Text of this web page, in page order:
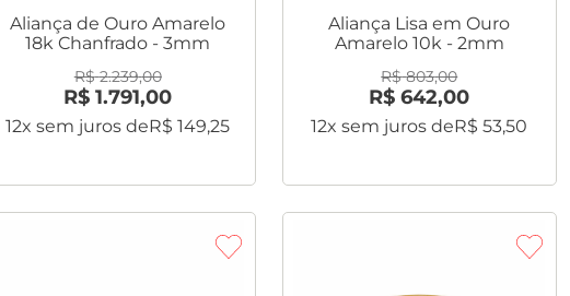
Aliança de Ouro Amarelo
18k Chanfrado - 3mm
R$ 2.239,00
R$ 1.791,00
12x sem juros deR$ 149,25
Aliança Lisa em Ouro
Amarelo 10k - 2mm
R$ 803,00
R$ 642,00
12x sem juros deR$ 53,50